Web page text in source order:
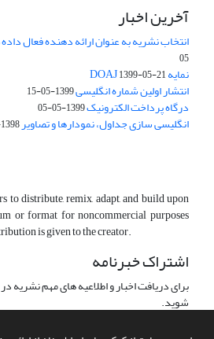
آخرین اخبار
انتخاب نشریه به عنوان ارائه دهنده فعال داده
05
نمایه DOAJ1399-05-21
انتشار اولین شماره انگلیسی1399-05-15
درگاه پرداخت الکترونیک1399-05-05
انگلیسی سازی جداول، نمودارها و تصاویر1398-08-17
to distribute, remix, adapt, and build upon
or format for noncommercial purposes
is given to the creator.
اشتراک خبرنامه
برای دریافت اخبار و اطلاعیه های مهم نشریه
شوید.